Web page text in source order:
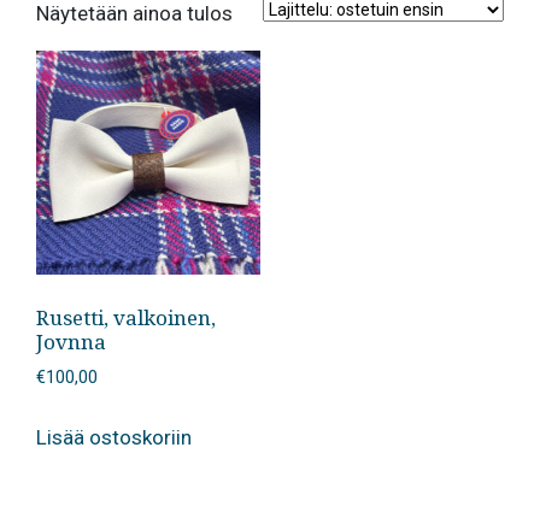
Näytetään ainoa tulos
Rusetti, valkoinen,
Jovnna
€100,00
Lisää ostoskoriin